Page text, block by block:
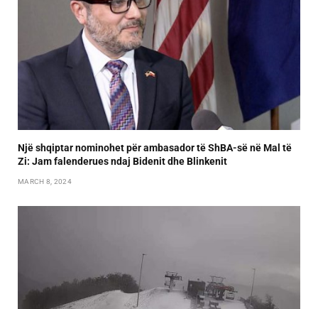
Një shqiptar nominohet për ambasador të ShBA-së në Mal të
Zi: Jam falenderues ndaj Bidenit dhe Blinkenit
MARCH 8, 2024